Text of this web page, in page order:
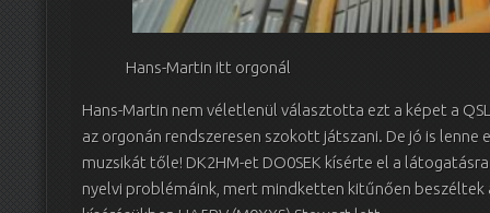
Hans-Martin itt orgonál
Hans-Martin nem véletlenül választotta ezt a képet a
az orgonán rendszeresen szokott játszani. De jó is lenne
muzsikát tőle! DK2HM-et DO0SEK kísérte el a
nyelvi problémáink, mert mindketten kitűnően